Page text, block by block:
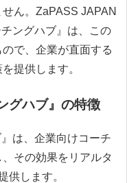
ん。ZaPASS JAPAN
ングハブ』は、この
で、企業が直面する
提供します。
グハブ』の特徴
は、企業向けコーチ
その効果をリアルタ
供します。